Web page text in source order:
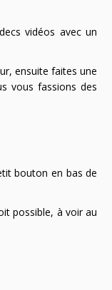
vidéos avec un
ensuite faites une
vous fassions des
bouton en bas de
possible, à voir au